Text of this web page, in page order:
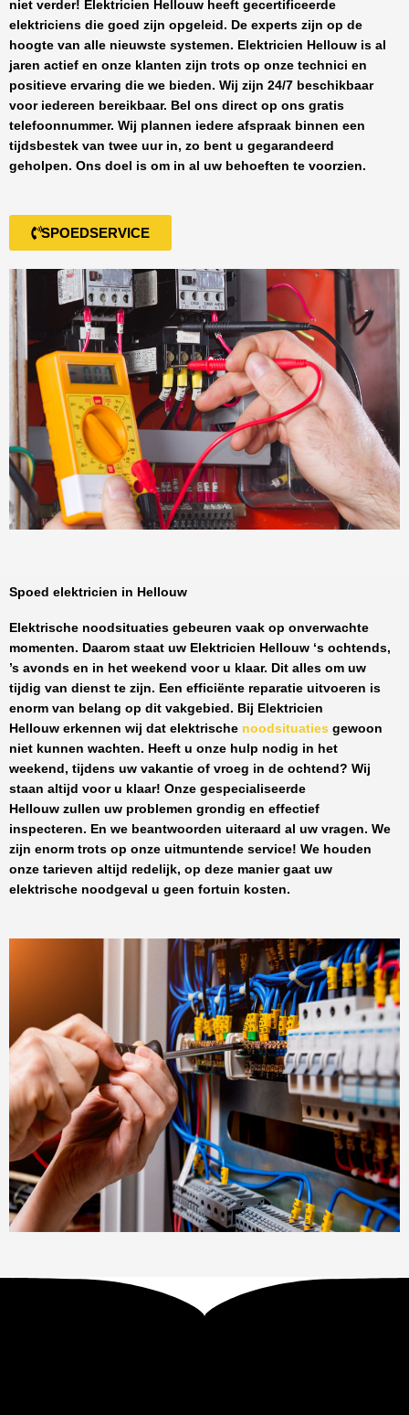
niet verder! Elektricien Hellouw heeft gecertificeerde
elektriciens die goed zijn opgeleid. De experts zijn op de
hoogte van alle nieuwste systemen. Elektricien Hellouw is al
jaren actief en onze klanten zijn trots op onze technici en
positieve ervaring die we bieden. Wij zijn 24/7 beschikbaar
voor iedereen bereikbaar. Bel ons direct op ons gratis
telefoonnummer. Wij plannen iedere afspraak binnen een
tijdsbestek van twee uur in, zo bent u gegarandeerd
geholpen. Ons doel is om in al uw behoeften te voorzien.
SPOEDSERVICE
Spoed elektricien in Hellouw
Elektrische noodsituaties gebeuren vaak op onverwachte
momenten. Daarom staat uw Elektricien Hellouw ‘s ochtends,
’s avonds en in het weekend voor u klaar. Dit alles om uw
tijdig van dienst te zijn. Een efficiënte reparatie uitvoeren is
enorm van belang op dit vakgebied. Bij Elektricien
Hellouw erkennen wij dat elektrische noodsituaties gewoon
niet kunnen wachten. Heeft u onze hulp nodig in het
weekend, tijdens uw vakantie of vroeg in de ochtend? Wij
staan altijd voor u klaar! Onze gespecialiseerde
Hellouw zullen uw problemen grondig en effectief
inspecteren. En we beantwoorden uiteraard al uw vragen. We
zijn enorm trots op onze uitmuntende service! We houden
onze tarieven altijd redelijk, op deze manier gaat uw
elektrische noodgeval u geen fortuin kosten.